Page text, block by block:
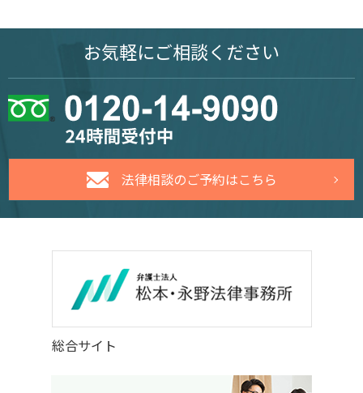
お気軽にご相談ください
法律相談のご予約はこちら
総合サイト